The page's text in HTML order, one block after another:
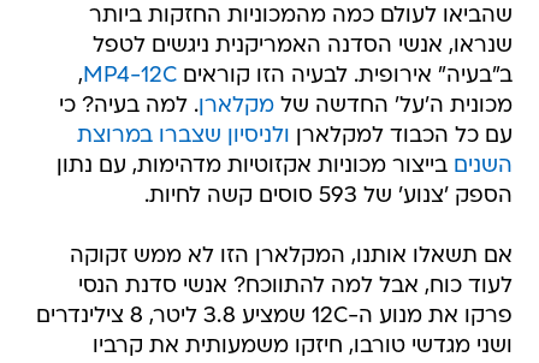
שהביאו לעולם כמה מהמכוניות החזקות ביותר
שנראו, אנשי הסדנה האמריקנית ניגשים לטפל
ב"בעיה" אירופית. לבעיה הזו קוראיםMP4-12C
,
מכונית ה'על' החדשה שלמקלארן. למה בעיה? כי
עם כל הכבוד למקלארן ולניסיון שצברו במרוצת
השנים בייצור מכוניות אקזוטיות מדהימות, עם נתון
הספק 'צנוע' של 593 סוסים קשה לחיות.
אם תשאלו אותנו, המקלארן הזו לא ממש זקוקה
לעוד כוח, אבל למה להתווכח? אנשי סדנת הנסי
פרקו את מנוע ה-12C שמציע 3.8 ליטר, 8 צילינדרים
ושני מגדשי טורבו, חיזקו משמעותית את קרביו